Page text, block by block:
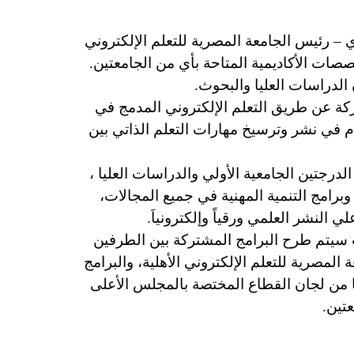
رئيس الجامعة المصرية للتعلم الإلكتروني
الأكاديمية المتاحة بأي من الجامعتين.
العليا والبحوث.
عن طريق التعلم الإلكتروني المدمج في
في نشر وترسيخ مهارات التعلم الذاتي بين
الجامعية الأولي والدراسات العليا ،
التنمية المهنية في جميع المجالات،
النشر العلمي ورقياً وإلكترونياَ.
سيتم طرح البرامج المشتركة بين الطرفين
للتعلم الإلكتروني الأهلية، والبرامج
من لجان القطاع المختصة بالمجلس الأعلى